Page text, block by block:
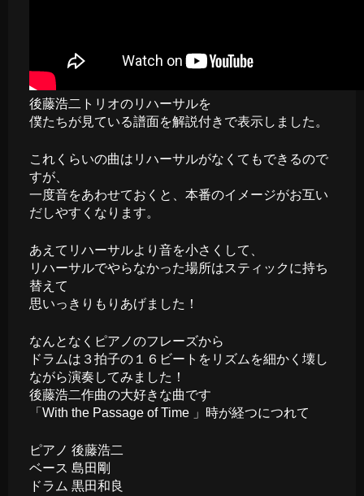
後藤浩二トリオのリハーサルを
僕たちが見ている譜面を解説付きで表示しました。
これくらいの曲はリハーサルがなくてもできるので
すが、
一度音をあわせておくと、本番のイメージがお互い
だしやすくなります。
あえてリハーサルより音を小さくして、
リハーサルでやらなかった場所はスティックに持ち
替えて
思いっきりもりあげました！
なんとなくピアノのフレーズから
ドラムは３拍子の１６ビートをリズムを細かく壊し
ながら演奏してみました！
後藤浩二作曲の大好きな曲です
「With the Passage of Time 」時が経つにつれて
ピアノ 後藤浩二
ベース 島田剛
ドラム 黒田和良